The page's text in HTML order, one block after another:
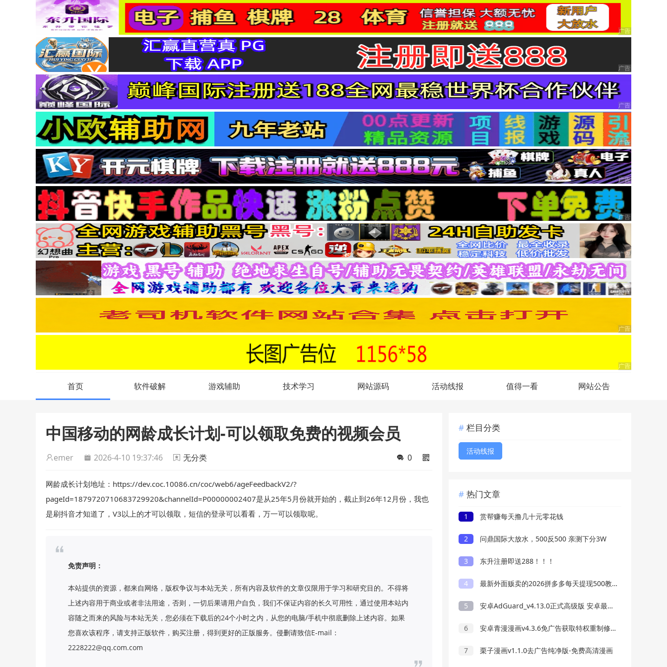
首页 软件破解 游戏辅助 技术学习 网站源码 活动线报 值得一看 网站公告
中国移动的网龄成长计划-可以领取免费的视频会员
emer 2026-4-10 19:37:46 无分类 0
网龄成长计划地址：https://dev.coc.10086.cn/coc/web6/ageFeedbackV2/?
pageId=1879720710683729920&channelId=P00000002407是从25年5月份就开始的，截止到26年12月份，我也
是刷抖音才知道了，V3以上的才可以领取，短信的登录可以看看，万一可以领取呢。
免责声明：
本站提供的资源，都来自网络，版权争议与本站无关，所有内容及软件的文章仅限用于学习和研究目的。不得将
上述内容用于商业或者非法用途，否则，一切后果请用户自负，我们不保证内容的长久可用性，通过使用本站内
容随之而来的风险与本站无关，您必须在下载后的24个小时之内，从您的电脑/手机中彻底删除上述内容。如果
您喜欢该程序，请支持正版软件，购买注册，得到更好的正版服务。侵删请致信E-mail：
2228222@qq.com.com
栏目分类
活动线报
热门文章
1 赏帮赚每天撸几十元零花钱
2 问鼎国际大放水，500反500 亲测下分3W
3 东升注册即送288！！！
4 最新外面贩卖的2026拼多多每天提现500教程来了
5 安卓AdGuard_v4.13.0正式高级版 安卓最好用的广告过滤器
6 安卓青漫漫画v4.3.6免广告获取特权重制修复版
7 栗子漫画v1.1.0去广告纯净版-免费高清漫画